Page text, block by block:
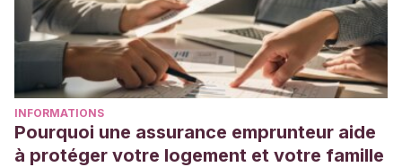
INFORMATIONS
Pourquoi une assurance emprunteur aide
à protéger votre logement et votre famille